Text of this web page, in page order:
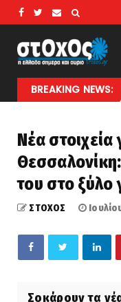
BREAKING NEWS:
Λαυρεντίου, Ξύστου
Νέα στοιχεία
του στο ξύλο
ΣΤΟΧΟΣ
Σοκάρουν τα